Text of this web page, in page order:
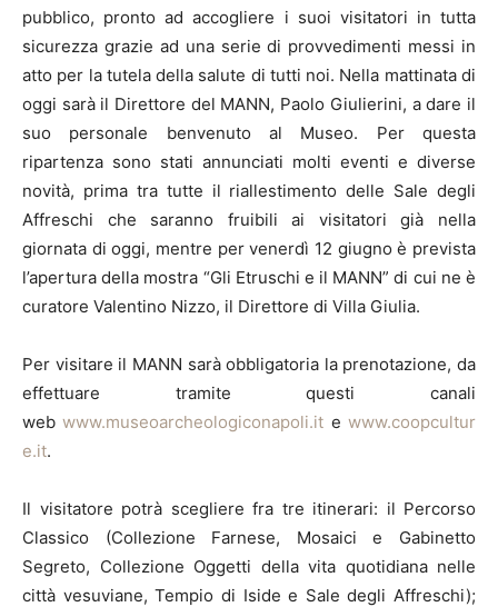
pubblico, pronto ad accogliere i suoi visitatori in tutta
sicurezza grazie ad una serie di provvedimenti messi in
atto per la tutela della salute di tutti noi. Nella mattinata di
oggi sarà il Direttore del MANN, Paolo Giulierini, a dare il
suo personale benvenuto al Museo. Per questa
ripartenza sono stati annunciati molti eventi e diverse
novità, prima tra tutte il riallestimento delle Sale degli
Affreschi che saranno fruibili ai visitatori già nella
giornata di oggi, mentre per venerdì 12 giugno è prevista
l’apertura della mostra “Gli Etruschi e il MANN” di cui ne è
curatore Valentino Nizzo, il Direttore di Villa Giulia.
Per visitare il MANN sarà obbligatoria la prenotazione, da
effettuare tramite questi canali
webwww.museoarcheologiconapoli.it ewww.coopcultur
e.it.
Il visitatore potrà scegliere fra tre itinerari: il Percorso
Classico (Collezione Farnese, Mosaici e Gabinetto
Segreto, Collezione Oggetti della vita quotidiana nelle
città vesuviane, Tempio di Iside e Sale degli Affreschi);